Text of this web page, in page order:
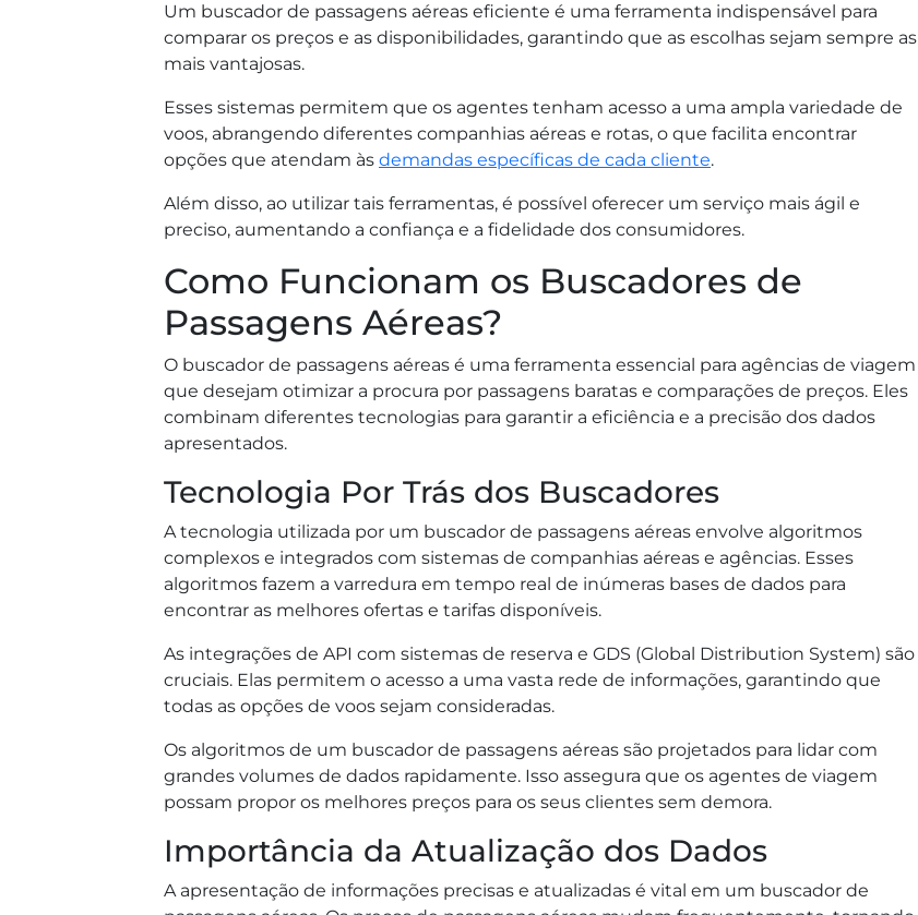
Um buscador de passagens aéreas eficiente é uma ferramenta indispensável para
comparar os preços e as disponibilidades, garantindo que as escolhas sejam sempre as
mais vantajosas.
Esses sistemas permitem que os agentes tenham acesso a uma ampla variedade de
voos, abrangendo diferentes companhias aéreas e rotas, o que facilita encontrar
opções que atendam às demandas específicas de cada cliente.
Além disso, ao utilizar tais ferramentas, é possível oferecer um serviço mais ágil e
preciso, aumentando a confiança e a fidelidade dos consumidores.
Como Funcionam os Buscadores de
Passagens Aéreas?
O buscador de passagens aéreas é uma ferramenta essencial para agências de viagem
que desejam otimizar a procura por passagens baratas e comparações de preços. Eles
combinam diferentes tecnologias para garantir a eficiência e a precisão dos dados
apresentados.
Tecnologia Por Trás dos Buscadores
A tecnologia utilizada por um buscador de passagens aéreas envolve algoritmos
complexos e integrados com sistemas de companhias aéreas e agências. Esses
algoritmos fazem a varredura em tempo real de inúmeras bases de dados para
encontrar as melhores ofertas e tarifas disponíveis.
As integrações de API com sistemas de reserva e GDS (Global Distribution System) são
cruciais. Elas permitem o acesso a uma vasta rede de informações, garantindo que
todas as opções de voos sejam consideradas.
Os algoritmos de um buscador de passagens aéreas são projetados para lidar com
grandes volumes de dados rapidamente. Isso assegura que os agentes de viagem
possam propor os melhores preços para os seus clientes sem demora.
Importância da Atualização dos Dados
A apresentação de informações precisas e atualizadas é vital em um buscador de